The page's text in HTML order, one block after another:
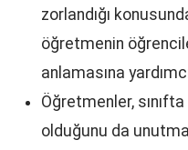
zorlandığı
öğretmenin
anlamasına
Öğretmenler,
olduğunu da